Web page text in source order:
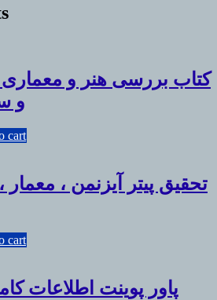
کتاب بررسی هنر و
و
cart
تحقیق پیتر آیزنمن ، معمار
cart
پاور پوینت اطلاعات